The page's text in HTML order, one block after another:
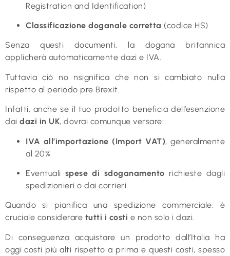
Registration and Identification)
Classificazione doganale corretta (codice HS)
Senza questi documenti, la dogana britannica
applicherà automaticamente dazi e IVA.
Tuttavia ciò no nsignifica che non si cambiato nulla
rispetto al periodo pre Brexit.
Infatti, anche se il tuo prodotto beneficia dell’esenzione
dai dazi in UK, dovrai comunque versare:
IVA all’importazione (Import VAT), generalmente
al 20%
Eventuali spese di sdoganamento richieste dagli
spedizionieri o dai corrieri
Quando si pianifica una spedizione commerciale, è
cruciale considerare tutti i costi e non solo i dazi.
Di conseguenza acquistare un prodotto dall’Italia ha
oggi costi più alti rispetto a prima e questi costi, spesso